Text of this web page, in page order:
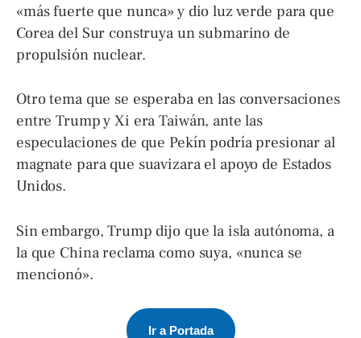
«más fuerte que nunca» y dio luz verde para que
Corea del Sur construya un submarino de
propulsión nuclear.
Otro tema que se esperaba en las conversaciones
entre Trump y Xi era Taiwán, ante las
especulaciones de que Pekín podría presionar al
magnate para que suavizara el apoyo de Estados
Unidos.
Sin embargo, Trump dijo que la isla autónoma, a
la que China reclama como suya, «nunca se
mencionó».
Ir a Portada